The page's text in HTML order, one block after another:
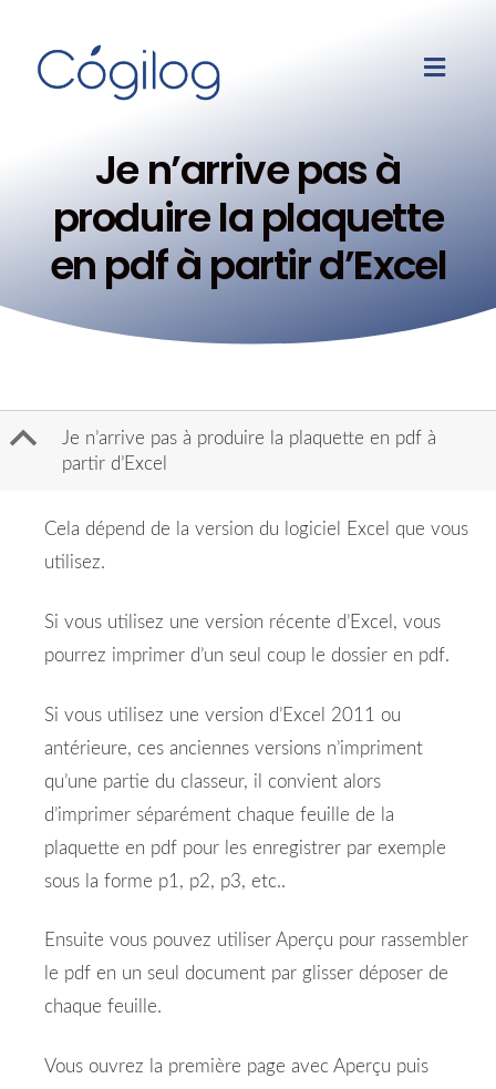
Je n’arrive pas à
produire la plaquette
en pdf à partir d’Excel
B
Je n’arrive pas à produire la plaquette en pdf à
partir d’Excel
Cela dépend de la version du logiciel Excel que vous
utilisez.
Si vous utilisez une version récente d’Excel, vous
pourrez imprimer d’un seul coup le dossier en pdf.
Si vous utilisez une version d’Excel 2011 ou
antérieure, ces anciennes versions n’impriment
qu’une partie du classeur, il convient alors
d’imprimer séparément chaque feuille de la
plaquette en pdf pour les enregistrer par exemple
sous la forme p1, p2, p3, etc..
Ensuite vous pouvez utiliser Aperçu pour rassembler
le pdf en un seul document par glisser déposer de
chaque feuille.
Vous ouvrez la première page avec Aperçu puis